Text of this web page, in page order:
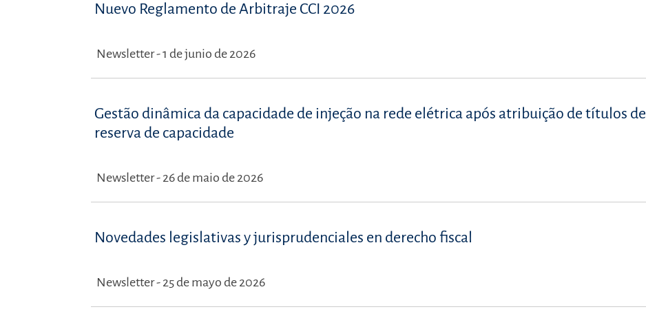
Nuevo Reglamento de Arbitraje CCI 2026
Newsletter - 1 de junio de 2026
Gestão dinâmica da capacidade de injeção na rede elétrica após atribuição de títulos de
reserva de capacidade
Newsletter - 26 de maio de 2026
Novedades legislativas y jurisprudenciales en derecho fiscal
Newsletter - 25 de mayo de 2026